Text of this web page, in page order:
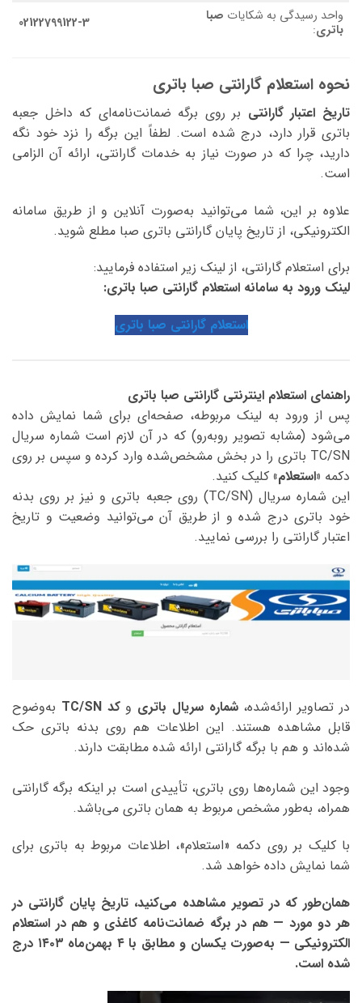
واحد رسیدگی به شکایات صبا
باتری:
02122799122-3
نحوه استعلام گارانتی صبا باتری
تاریخ اعتبار گارانتی بر روی برگه ضمانت‌نامه‌ای که داخل جعبه
باتری قرار دارد، درج شده است. لطفاً این برگه را نزد خود نگه
دارید، چرا که در صورت نیاز به خدمات گارانتی، ارائه آن الزامی
است.
علاوه بر این، شما می‌توانید به‌صورت آنلاین و از طریق سامانه
الکترونیکی، از تاریخ پایان گارانتی باتری صبا مطلع شوید.
برای استعلام گارانتی، از لینک زیر استفاده فرمایید:
لینک ورود به سامانه استعلام گارانتی صبا باتری:
استعلام گارانتی صبا باتری
راهنمای استعلام اینترنتی گارانتی صبا باتری
پس از ورود به لینک مربوطه، صفحه‌ای برای شما نمایش داده
می‌شود (مشابه تصویر روبه‌رو) که در آن لازم است شماره سریال
TC/SN باتری را در بخش مشخص‌شده وارد کرده و سپس بر روی
دکمه «استعلام» کلیک کنید.
این شماره سریال (TC/SN) روی جعبه باتری و نیز بر روی بدنه
خود باتری درج شده و از طریق آن می‌توانید وضعیت و تاریخ
اعتبار گارانتی را بررسی نمایید.
در تصاویر ارائه‌شده،شماره سریال باتری وکد TC/SN
به‌وضوح
قابل مشاهده هستند. این اطلاعات هم روی بدنه باتری حک
شده‌اند و هم با برگه گارانتی ارائه شده مطابقت دارند.
وجود این شماره‌ها روی باتری، تأییدی است بر اینکه برگه گارانتی
همراه، به‌طور مشخص مربوط به همان باتری می‌باشد.
با کلیک بر روی دکمه «استعلام»، اطلاعات مربوط به باتری برای
شما نمایش داده خواهد شد.
همان‌طور که در تصویر مشاهده می‌کنید، تاریخ پایان گارانتی در
هر دو مورد — هم در برگه ضمانت‌نامه کاغذی و هم در استعلام
الکترونیکی — به‌صورت یکسان و مطابق با ۴ بهمن‌ماه ۱۴۰۳ درج
شده است.